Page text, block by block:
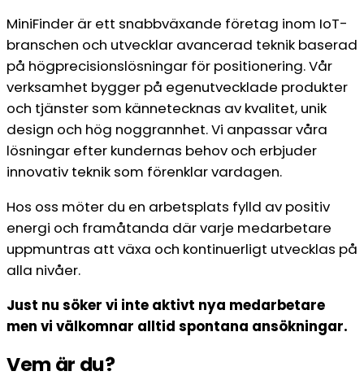
MiniFinder är ett snabbväxande företag inom IoT-
branschen och utvecklar avancerad teknik baserad
på högprecisionslösningar för positionering. Vår
verksamhet bygger på egenutvecklade produkter
och tjänster som kännetecknas av kvalitet, unik
design och hög noggrannhet. Vi anpassar våra
lösningar efter kundernas behov och erbjuder
innovativ teknik som förenklar vardagen.
Hos oss möter du en arbetsplats fylld av positiv
energi och framåtanda där varje medarbetare
uppmuntras att växa och kontinuerligt utvecklas på
alla nivåer.
Just nu söker vi inte aktivt nya medarbetare
men vi välkomnar alltid spontana ansökningar.
Vem är du?